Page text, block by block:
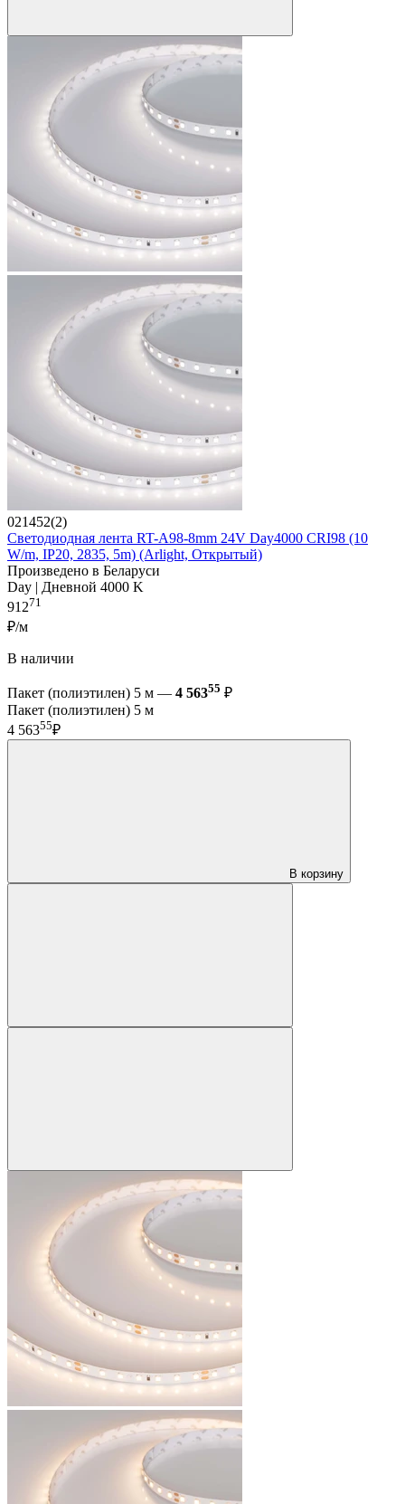
021452(2)
Светодиодная лента RT-A98-8mm 24V Day4000 CRI98 (10
W/m, IP20, 2835, 5m) (Arlight, Открытый)
Произведено в Беларуси
Day | Дневной 4000 K
91271
₽/м
В наличии
Пакет (полиэтилен) 5 м — 4 56355 ₽
Пакет (полиэтилен) 5 м
4 56355₽
В корзину